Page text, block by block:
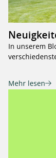
In unserem
Mehr lesen